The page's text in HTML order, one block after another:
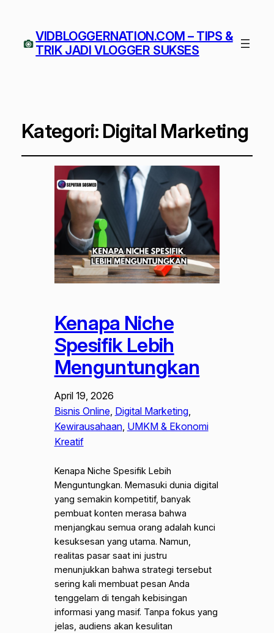
VIDBLOGGERNATION.COM – TIPS &
TRIK JADI VLOGGER SUKSES
Kategori: Digital Marketing
Kenapa Niche
Spesifik Lebih
Menguntungkan
April 19, 2026
Bisnis Online, Digital Marketing
Kewirausahaan, UMKM & Ekonomi
Kreatif
Kenapa Niche Spesifik Lebih
Menguntungkan. Memasuki dunia digital
yang semakin kompetitif, banyak
pembuat konten merasa bahwa
menjangkau semua orang adalah kunci
kesuksesan yang utama. Namun,
realitas pasar saat ini justru
menunjukkan bahwa strategi tersebut
sering kali membuat pesan Anda
tenggelam di tengah kebisingan
informasi yang masif. Tanpa fokus yang
jelas, audiens akan kesulitan